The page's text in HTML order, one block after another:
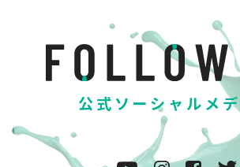
公式ソーシャルメ